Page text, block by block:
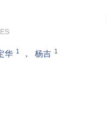
华 1 ， 杨吉 1